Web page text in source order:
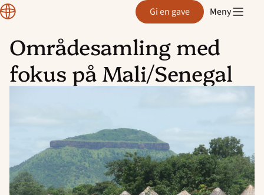
Hopp
til
innhold
Region
Rogaland Gi en gave Meny
Områdesamling med
fokus på Mali/Senegal